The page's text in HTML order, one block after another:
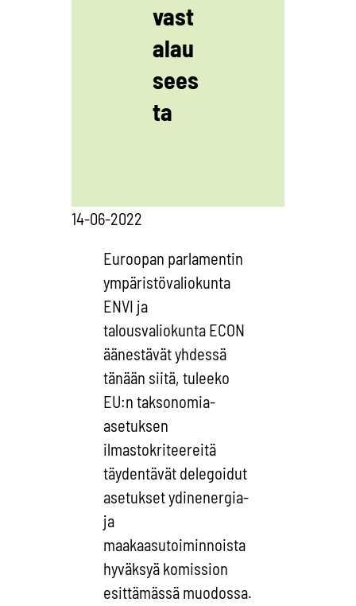
vast
alau
sees
ta
14-06-2022
Euroopan parlamentin
ympäristövaliokunta
ENVI ja
talousvaliokunta ECON
äänestävät yhdessä
tänään siitä, tuleeko
EU:n taksonomia-
asetuksen
ilmastokriteereitä
täydentävät delegoidut
asetukset ydinenergia-
ja
maakaasutoiminnoista
hyväksyä komission
esittämässä muodossa.